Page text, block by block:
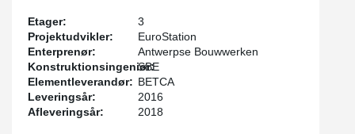
Etager:
3
Projektudvikler:
EuroStation
Enterprenør:
Antwerpse Bouwwerken
Konstruktionsingeniør:
SBE
Elementleverandør: BETCA
Leveringsår:
2016
Afleveringsår:
2018